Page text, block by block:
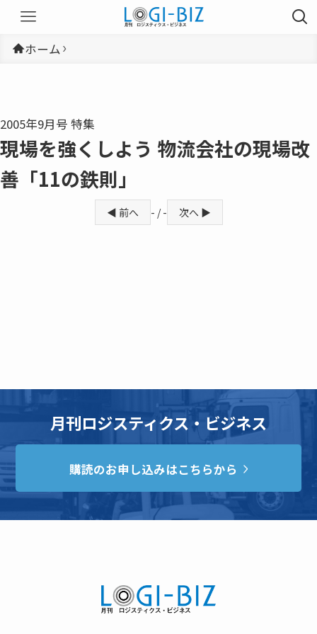
ホーム
2005年9月号 特集
現場を強くしよう 物流会社の現場改
善「11の鉄則」
◀ 前へ - / - 次へ ▶
月刊ロジスティクス・ビジネス
購読のお申し込みはこちらから